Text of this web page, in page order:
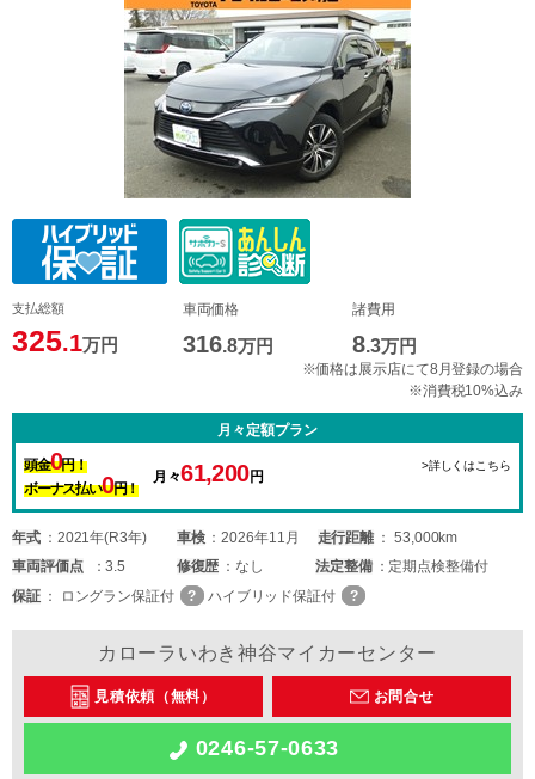
支払総額
325.1万円
車両価格
316.8万円
諸費用
8.3万円
※価格は展示店にて8月登録の場合
※消費税10%込み
月々定額プラン
頭金0円！
ボーナス払い0円！
月々61,200円
>詳しくはこちら
年式 2021年(R3年) 車検 2026年11月 走行距離
53,000km
車両評価点 3.5 修復歴 なし 法定整備
定期点検整備付
保証
ロングラン保証付 ハイブリッド保証付
カローラいわき神谷マイカーセンター
見積依頼（無料） お問合せ
0246-57-0633